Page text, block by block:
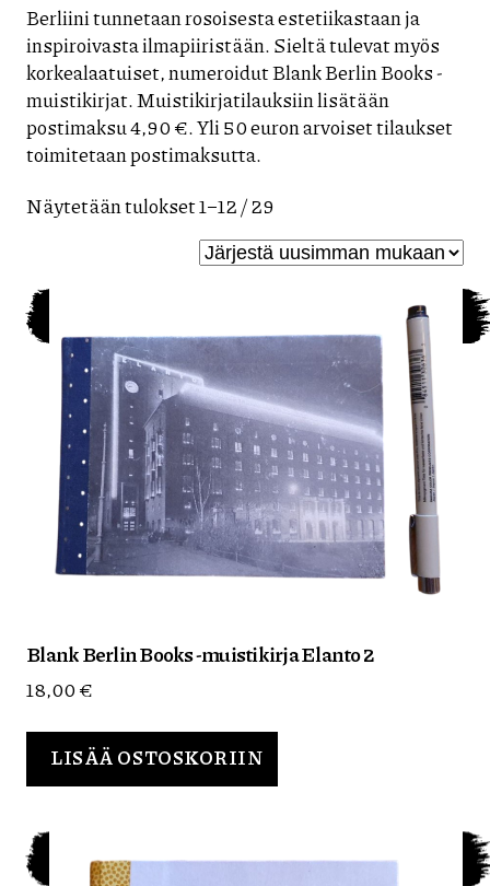
Berliini tunnetaan rosoisesta estetiikastaan ja
inspiroivasta ilmapiiristään. Sieltä tulevat myös
korkealaatuiset, numeroidut Blank Berlin Books -
muistikirjat. Muistikirjatilauksiin lisätään
postimaksu 4,90 €. Yli 50 euron arvoiset tilaukset
toimitetaan postimaksutta.
Näytetään tulokset 1–12 / 29
by
latest
Blank Berlin Books -muistikirja Elanto 2
18,00€
LISÄÄ OSTOSKORIIN